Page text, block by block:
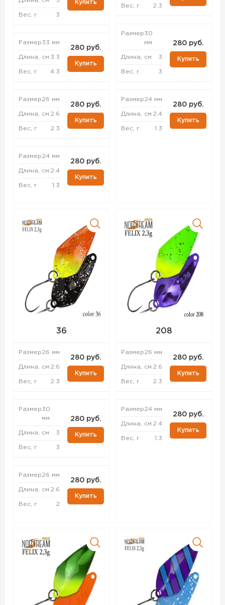
Вес, г 3
Купить
Размер33 мм
Длина, см 3.3
Вес, г 4.3
280 руб.
Купить
Размер26 мм
Длина, см 2.6
Вес, г 2.3
280 руб.
Купить
Размер24 мм
Длина, см 2.4
Вес, г 1.3
280 руб.
Купить
Вес, г 2.3
Размер30
мм
Длина, см 3
Вес, г 3
280 руб.
Купить
Размер24 мм
Длина, см 2.4
Вес, г 1.3
280 руб.
Купить
36
Размер26 мм
Длина, см 2.6
Вес, г 2.3
280 руб.
Купить
Размер30
мм
Длина, см 3
Вес, г 3
280 руб.
Купить
Размер26 мм
Длина, см 2.6
Вес, г 2
280 руб.
Купить
208
Размер26 мм
Длина, см 2.6
Вес, г 2.3
280 руб.
Купить
Размер24 мм
Длина, см 2.4
Вес, г 1.3
280 руб.
Купить